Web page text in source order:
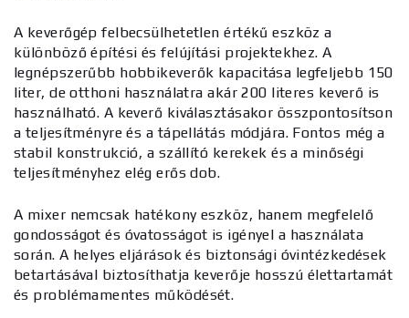
A keverőgép felbecsülhetetlen értékű eszköz a
különböző építési és felújítási projektekhez. A
legnépszerűbb hobbikeverők kapacitása legfeljebb 150
liter, de otthoni használatra akár 200 literes keverő is
használható. A keverő kiválasztásakor összpontosítson
a teljesítményre és a tápellátás módjára. Fontos még a
stabil konstrukció, a szállító kerekek és a minőségi
teljesítményhez elég erős dob.
A mixer nemcsak hatékony eszköz, hanem megfelelő
gondosságot és óvatosságot is igényel a használata
során. A helyes eljárások és biztonsági óvintézkedések
betartásával biztosíthatja keverője hosszú élettartamát
és problémamentes működését.